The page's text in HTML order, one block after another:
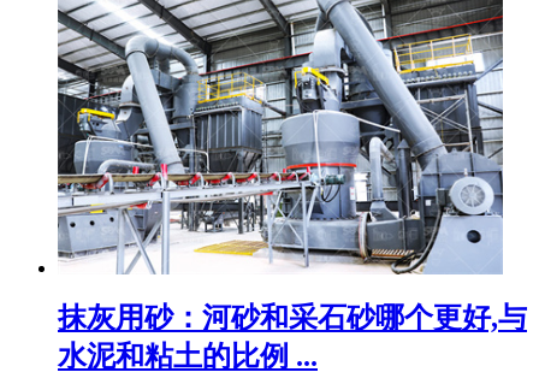
抹灰用砂：河砂和采石砂哪个更好,与
水泥和粘土的比例 ...